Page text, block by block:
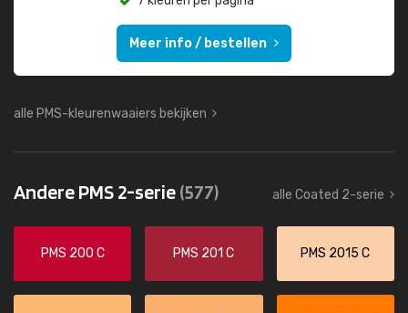
Meer info / bestellen
alle PMS-kleurenwaaiers bekijken
Andere PMS 2-serie(577) alle Coated 2-serie
PMS 200 C PMS 201 C PMS 2015 C